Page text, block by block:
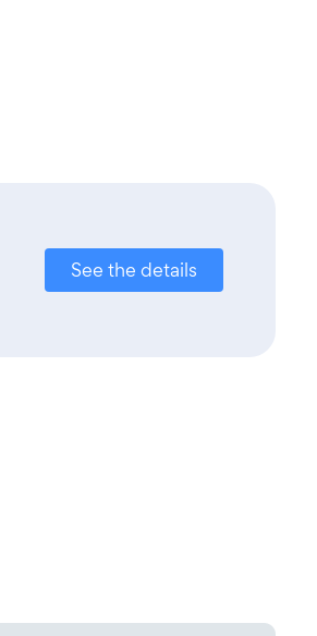
See the details